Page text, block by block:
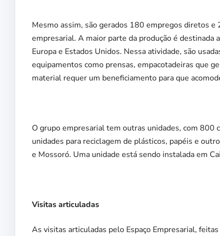
Mesmo assim, são gerados 180 empregos diretos
empresarial. A maior parte da produção é destinada
Europa e Estados Unidos. Nessa atividade, são
equipamentos como prensas, empacotadeiras que
material requer um beneficiamento para que
O grupo empresarial tem outras unidades, com
unidades para reciclagem de plásticos, papéis e
e Mossoró. Uma unidade está sendo instalada em
Visitas articuladas
As visitas articuladas pelo Espaço Empresarial,